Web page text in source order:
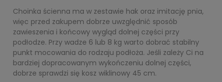
Choinka ścienna ma w zestawie hak oraz imitację pnia,
więc przed zakupem dobrze uwzględnić sposób
zawieszenia i końcowy wygląd dolnej części przy
podłodze. Przy wadze 6 lub 8 kg warto dobrać stabilny
punkt mocowania do rodzaju podłoża. Jeśli zależy Ci na
bardziej dopracowanym wykończeniu dolnej części,
dobrze sprawdzi się kosz wiklinowy 45 cm.